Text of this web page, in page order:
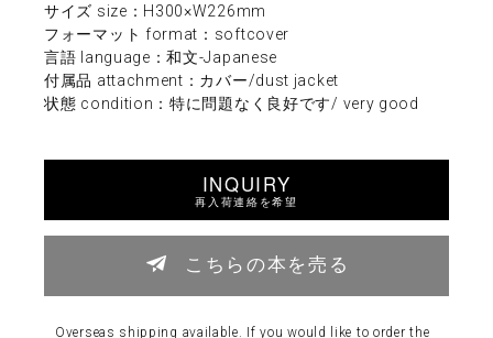
サイズ size：H300×W226mm
フォーマット format：softcover
言語 language：和文-Japanese
付属品 attachment：カバー/dust jacket
状態 condition：特に問題なく良好です/ very good
INQUIRY
再入荷連絡を希望
こちらの本を売る
Overseas shipping available. If you would like to order the